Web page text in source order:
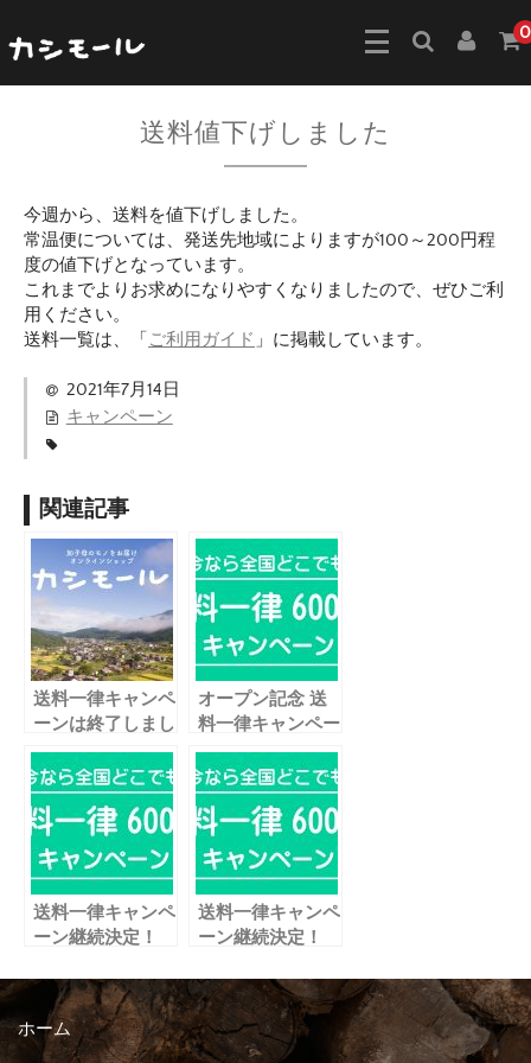
0
送料値下げしました
今週から、送料を値下げしました。
常温便については、発送先地域によりますが100～200円程
度の値下げとなっています。
これまでよりお求めになりやすくなりましたので、ぜひご利
用ください。
送料一覧は、「 ご利用ガイド 」に掲載しています。
2021年7月14日
キャンペーン
関連記事
送料一律キャンペ
ーンは終了しまし
た
オープン記念 送
料一律キャンペー
ン
送料一律キャンペ
ーン継続決定！
送料一律キャンペ
ーン継続決定！
ホーム